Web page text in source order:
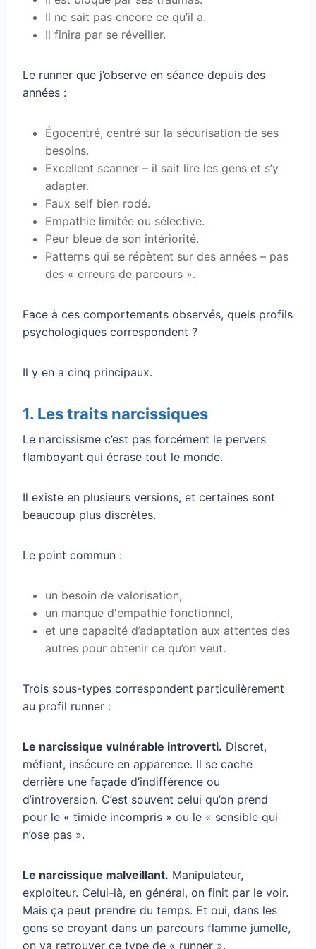
Il ne sait pas encore ce qu’il a.
Il finira par se réveiller.
Le runner que j’observe en séance depuis des
années :
Égocentré, centré sur la sécurisation de ses
besoins.
Excellent scanner – il sait lire les gens et s’y
adapter.
Faux self bien rodé.
Empathie limitée ou sélective.
Peur bleue de son intériorité.
Patterns qui se répètent sur des années – pas
des « erreurs de parcours ».
Face à ces comportements observés, quels profils
psychologiques correspondent ?
Il y en a cinq principaux.
1. Les traits narcissiques
Le narcissisme c’est pas forcément le pervers
flamboyant qui écrase tout le monde.
Il existe en plusieurs versions, et certaines sont
beaucoup plus discrètes.
Le point commun :
un besoin de valorisation,
un manque d'empathie fonctionnel,
et une capacité d’adaptation aux attentes des
autres pour obtenir ce qu’on veut.
Trois sous-types correspondent particulièrement
au profil runner :
Le narcissique vulnérable introverti. Discret,
méfiant, insécure en apparence. Il se cache
derrière une façade d’indifférence ou
d’introversion. C’est souvent celui qu’on prend
pour le « timide incompris » ou le « sensible qui
n’ose pas ».
Le narcissique malveillant. Manipulateur,
exploiteur. Celui-là, en général, on finit par le voir.
Mais ça peut prendre du temps. Et oui, dans les
gens se croyant dans un parcours flamme jumelle,
on va retrouver ce type de « runner ».